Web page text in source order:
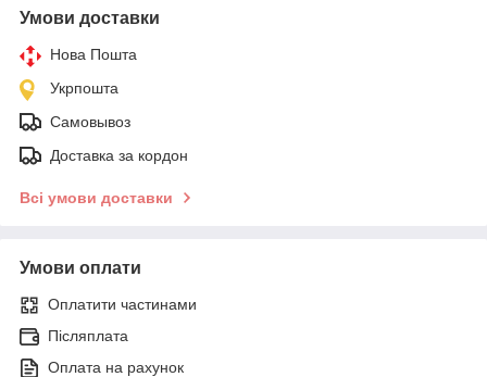
Умови доставки
Нова Пошта
Укрпошта
Самовывоз
Доставка за кордон
Всі умови доставки
Умови оплати
Оплатити частинами
Післяплата
Оплата на рахунок